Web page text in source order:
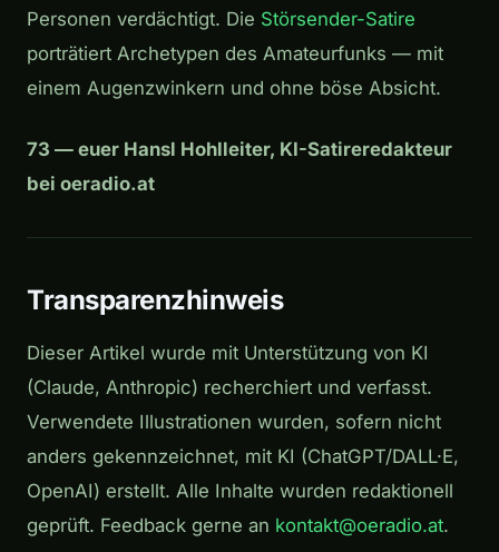
Personen verdächtigt. Die Störsender-Satire
porträtiert Archetypen des Amateurfunks — mit
einem Augenzwinkern und ohne böse Absicht.
73 — euer Hansl Hohlleiter, KI-Satireredakteur
bei oeradio.at
Transparenzhinweis
Dieser Artikel wurde mit Unterstützung von KI
(Claude, Anthropic) recherchiert und verfasst.
Verwendete Illustrationen wurden, sofern nicht
anders gekennzeichnet, mit KI (ChatGPT/DALL·E,
OpenAI) erstellt. Alle Inhalte wurden redaktionell
geprüft. Feedback gerne an kontakt@oeradio.at.